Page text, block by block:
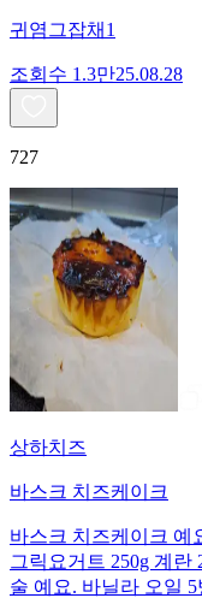
귀염그잡채1
조회수 1.3만25.08.28
727
상하치즈
바스크 치즈케이크
바스크 치즈케이크 예
그릭요거트 250g 계란
술 예요. 바닐라 오일